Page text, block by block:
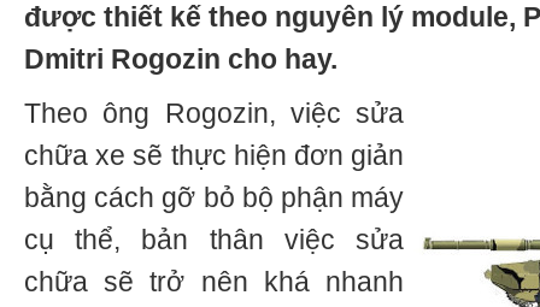
được thiết kế theo nguyên lý module,
Dmitri Rogozin cho hay.
Theo ông Rogozin, việc sửa
chữa xe sẽ thực hiện đơn giản
bằng cách gỡ bỏ bộ phận máy
cụ thể, bản thân việc sửa
chữa sẽ trở nên khá nhanh